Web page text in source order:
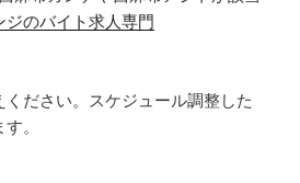
ジのバイト求人専門
ださい。スケジュール調整した
。